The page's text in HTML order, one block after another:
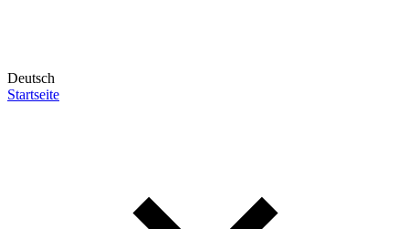
Deutsch
Startseite